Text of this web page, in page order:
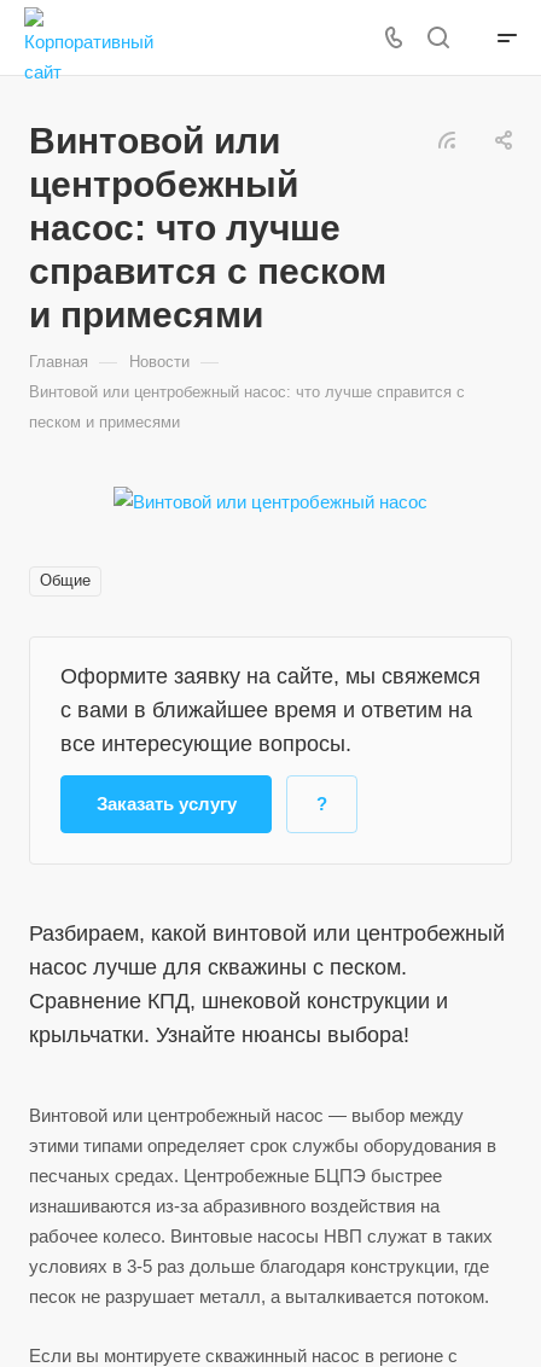
Винтовой или
центробежный
насос: что лучше
справится с песком
и примесями
Главная — Новости —
Винтовой или центробежный насос: что лучше справится с
песком и примесями
Общие
Оформите заявку на сайте, мы свяжемся
с вами в ближайшее время и ответим на
все интересующие вопросы.
Заказать услугу ?
Разбираем, какой винтовой или центробежный
насос лучше для скважины с песком.
Сравнение КПД, шнековой конструкции и
крыльчатки. Узнайте нюансы выбора!
Винтовой или центробежный насос — выбор между
этими типами определяет срок службы оборудования в
песчаных средах. Центробежные БЦПЭ быстрее
изнашиваются из-за абразивного воздействия на
рабочее колесо. Винтовые насосы НВП служат в таких
условиях в 3-5 раз дольше благодаря конструкции, где
песок не разрушает металл, а выталкивается потоком.
Если вы монтируете скважинный насос в регионе с